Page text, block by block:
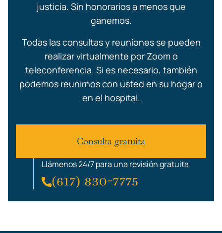
justicia. Sin honorarios a menos que
ganemos.
Todas las consultas y reuniones se pueden
realizar virtualmente por Zoom o
teleconferencia. Si es necesario, también
podemos reunirnos con usted en su hogar o
en el hospital.
Consulta gratuita
Llámenos 24/7 para una revisión gratuita
(617) 830-7775